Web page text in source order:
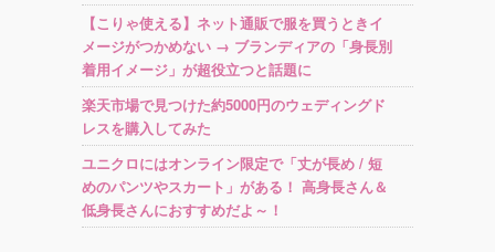
【こりゃ使える】ネット通販で服を買うときイ
メージがつかめない → ブランディアの「身長別
着用イメージ」が超役立つと話題に
楽天市場で見つけた約5000円のウェディングド
レスを購入してみた
ユニクロにはオンライン限定で「丈が長め / 短
めのパンツやスカート」がある！ 高身長さん＆
低身長さんにおすすめだよ～！